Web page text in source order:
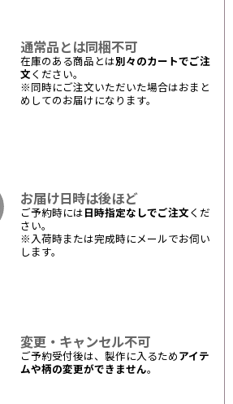
通常品とは同梱不可
在庫のある商品とは別々のカートでご注
文 ください。
※同時にご注文いただいた場合はおまと
めしてのお届けになります。
お届け日時は後ほど
ご予約時には 日時指定なしでご注文 くだ
さい。
※入荷時または完成時にメールでお伺い
します。
変更・キャンセル不可
ご予約受付後は、製作に入るため アイテ
ムや柄の変更ができません。